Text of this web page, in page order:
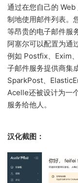
通过在您自己的
制地使用邮件列表。
等昂贵的电子邮件服
阿塞尔可以配置为通
例如 Postfix、Exim
子邮件服务提供商集
SparkPost、
Acelle还被设计为一
服务给他人。
汉化截图：